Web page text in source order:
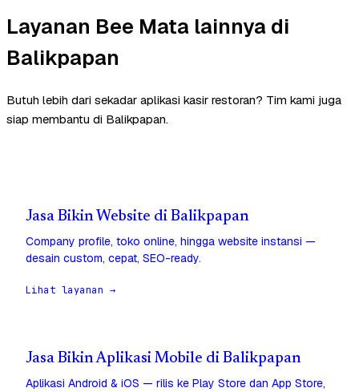
Layanan Bee Mata lainnya di
Balikpapan
Butuh lebih dari sekadar aplikasi kasir restoran? Tim kami juga
siap membantu di Balikpapan.
Jasa Bikin Website di Balikpapan
Company profile, toko online, hingga website instansi —
desain custom, cepat, SEO-ready.
Lihat layanan →
Jasa Bikin Aplikasi Mobile di Balikpapan
Aplikasi Android & iOS — rilis ke Play Store dan App Store,